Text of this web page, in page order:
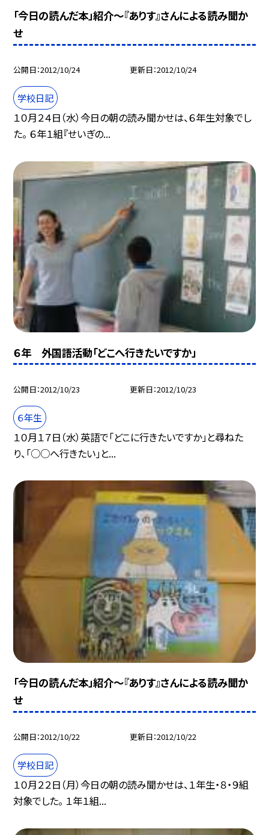
「今日の読んだ本」紹介〜『ありす』さんによる読み聞か
せ
公開日 2012/10/24 更新日 2012/10/24
学校日記
１０月２４日（水）今日の朝の読み聞かせは、６年生対象でし
た。 ６年１組『せいぎの...
６年 外国語活動「どこへ行きたいですか」
公開日 2012/10/23 更新日 2012/10/23
６年生
１０月１７日（水）英語で「どこに行きたいですか」と尋ねた
り、「○○へ行きたい」と...
「今日の読んだ本」紹介〜『ありす』さんによる読み聞か
せ
公開日 2012/10/22 更新日 2012/10/22
学校日記
１０月２２日（月）今日の朝の読み聞かせは、１年生・８・９組
対象でした。 １年１組...